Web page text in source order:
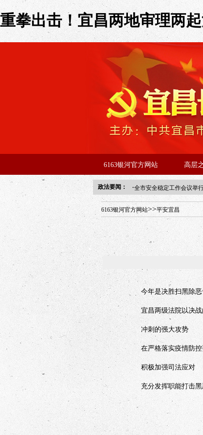
重拳出击！宜昌两地审理两
6163银河官方网站 高层
政法要闻： ·全市安全稳定工作会议举
年“招才兴业”事业单位人
6163银河官方网站>>平安宜昌
今年是决胜扫黑除恶
宜昌两级法院以决战
冲刺的强大攻势
在严格落实疫情防控
积极加强司法应对
充分发挥职能打击黑